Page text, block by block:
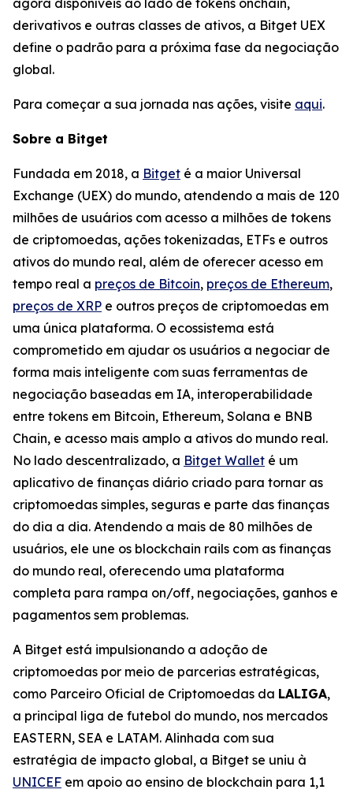
derivativos e outras classes de ativos, a Bitget UEX
define o padrão para a próxima fase da negociação
global.
Para começar a sua jornada nas ações, visite aqui.
Sobre a Bitget
Fundada em 2018, a Bitget é a maior Universal
Exchange (UEX) do mundo, atendendo a mais de 120
milhões de usuários com acesso a milhões de tokens
de criptomoedas, ações tokenizadas, ETFs e outros
ativos do mundo real, além de oferecer acesso em
tempo real a preços de Bitcoin, preços de Ethereum,
preços de XRP e outros preços de criptomoedas em
uma única plataforma. O ecossistema está
comprometido em ajudar os usuários a negociar de
forma mais inteligente com suas ferramentas de
negociação baseadas em IA, interoperabilidade
entre tokens em Bitcoin, Ethereum, Solana e BNB
Chain, e acesso mais amplo a ativos do mundo real.
No lado descentralizado, a Bitget Wallet é um
aplicativo de finanças diário criado para tornar as
criptomoedas simples, seguras e parte das finanças
do dia a dia. Atendendo a mais de 80 milhões de
usuários, ele une os blockchain rails com as finanças
do mundo real, oferecendo uma plataforma
completa para rampa on/off, negociações, ganhos e
pagamentos sem problemas.
A Bitget está impulsionando a adoção de
criptomoedas por meio de parcerias estratégicas,
como Parceiro Oficial de Criptomoedas da LALIGA,
a principal liga de futebol do mundo, nos mercados
EASTERN, SEA e LATAM. Alinhada com sua
estratégia de impacto global, a Bitget se uniu à
UNICEF em apoio ao ensino de blockchain para 1,1